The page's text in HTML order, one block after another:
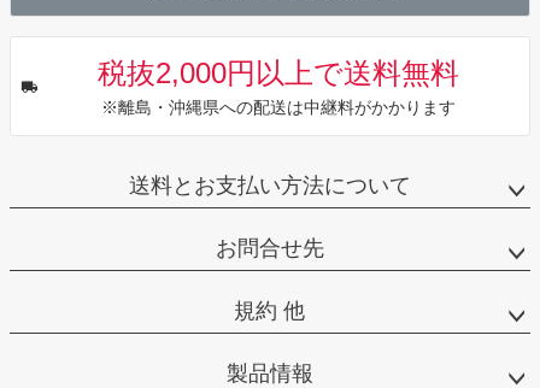
税抜2,000円以上で送料無料
※離島・沖縄県への配送は中継料がかかります
送料とお支払い方法について
お問合せ先
規約 他
製品情報